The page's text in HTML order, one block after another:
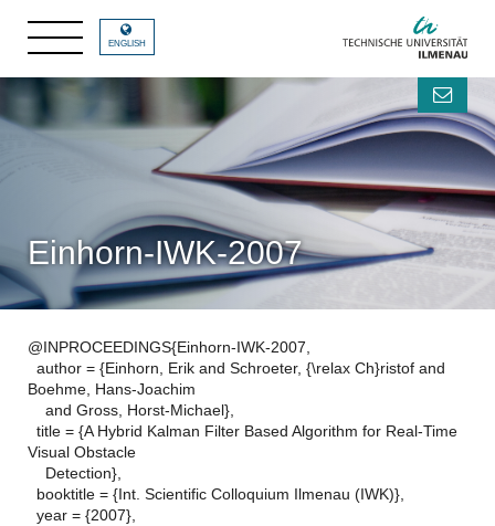
ENGLISH
Einhorn-IWK-2007
@INPROCEEDINGS{Einhorn-IWK-2007,
author = {Einhorn, Erik and Schroeter, {\relax Ch}ristof and
Boehme, Hans-Joachim
and Gross, Horst-Michael},
title = {A Hybrid Kalman Filter Based Algorithm for Real-Time
Visual Obstacle
Detection},
booktitle = {Int. Scientific Colloquium Ilmenau (IWK)},
year = {2007},